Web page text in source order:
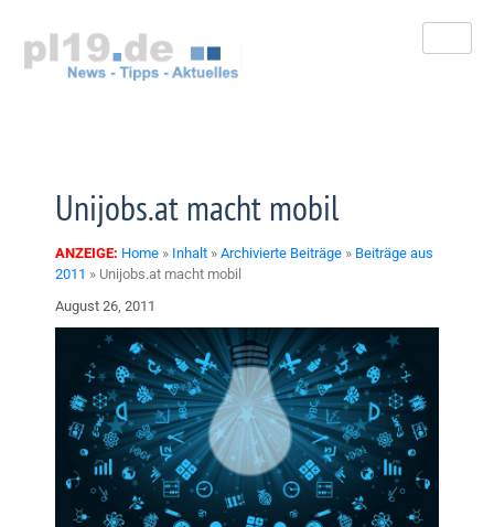
springen
Unijobs.at macht mobil
ANZEIGE: Home » Inhalt » Archivierte Beiträge » Beiträge aus
2011 » Unijobs.at macht mobil
August 26, 2011